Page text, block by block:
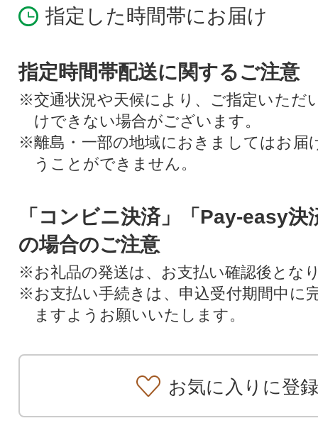
指定した時間帯にお届け
指定時間帯配送に関するご注意
※交通状況や天候により、ご指定いただ
けできない場合がございます。
※離島・一部の地域におきましてはお届
うことができません。
「コンビニ決済」「Pay-easy決
の場合のご注意
※お礼品の発送は、お支払い確認後とな
※お支払い手続きは、申込受付期間中に
ますようお願いいたします。
お気に入りに登録